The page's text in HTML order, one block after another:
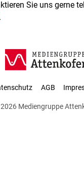
Sie uns gerne
.
AGB
Mediengruppe